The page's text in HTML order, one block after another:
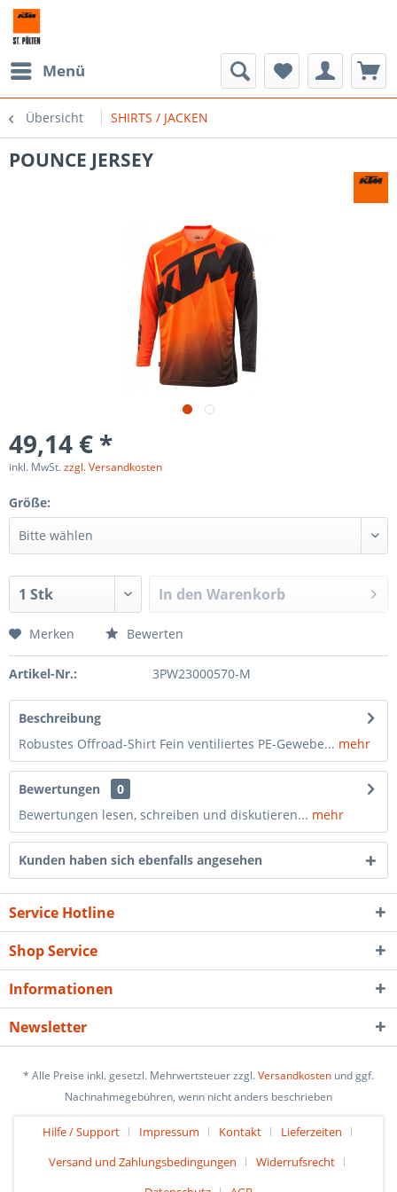
Menü
Übersicht SHIRTS / JACKEN
POUNCE JERSEY
49,14 € *
inkl. MwSt.zzgl. Versandkosten
Größe:
In den Warenkorb
Merken Bewerten
Artikel-Nr.: 3PW23000570-M
Beschreibung
Robustes Offroad-Shirt Fein ventiliertes PE-Gewebe... mehr
Bewertungen
0
Bewertungen lesen, schreiben und diskutieren... mehr
Kunden haben sich ebenfalls angesehen
Service Hotline
Shop Service
Informationen
Newsletter
* Alle Preise inkl. gesetzl. Mehrwertsteuer zzgl.Versandkosten und ggf.
Nachnahmegebühren, wenn nicht anders beschrieben
Hilfe / Support Impressum Kontakt
Lieferzeiten
Versand und Zahlungsbedingungen
Widerrufsrecht